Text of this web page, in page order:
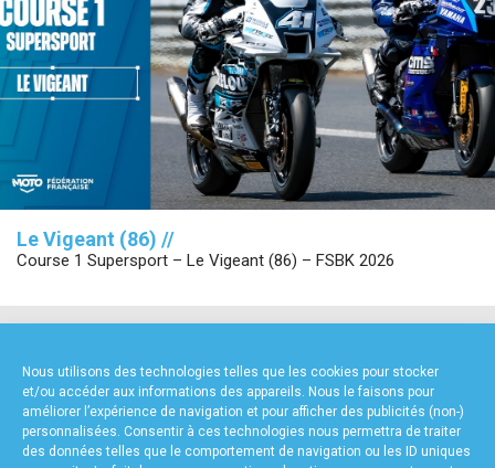
Nous utilisons des technologies telles que les cookies pour stocker
et/ou accéder aux informations des appareils. Nous le faisons pour
améliorer l’expérience de navigation et pour afficher des publicités (non-)
personnalisées. Consentir à ces technologies nous permettra de traiter
des données telles que le comportement de navigation ou les ID uniques
Le Vigeant (86) //
Course 1 Supersport – Le Vigeant (86) – FSBK 2026